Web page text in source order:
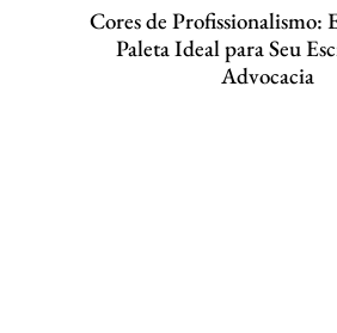
Cores de Profissionalismo:
Paleta Ideal para Seu
Advocacia